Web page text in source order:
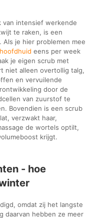
van intensief werkende
te raken, is een
je hier problemen mee
eens per week
je eigen scrub met
niet alleen overtollig talg,
en vervuilende
door de
van zuurstof te
Bovendien is een scrub
verzwakt haar,
de wortels optilt,
krijgt.
- hoe
omdat zij het langste
daarvan hebben ze meer